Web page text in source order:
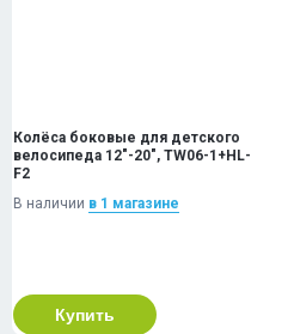
Колёса боковые для детского
велосипеда 12"-20", TW06-1+HL-
F2
В наличии в 1 магазинe
Купить